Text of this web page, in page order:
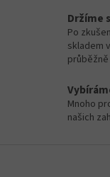
Držíme
Po
skladem
Mnoho
našich